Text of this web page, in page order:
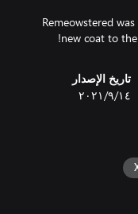
Remeowstered
new coat to
تاريخ الإصدار
١٤‏/٩‏/٢٠٢١